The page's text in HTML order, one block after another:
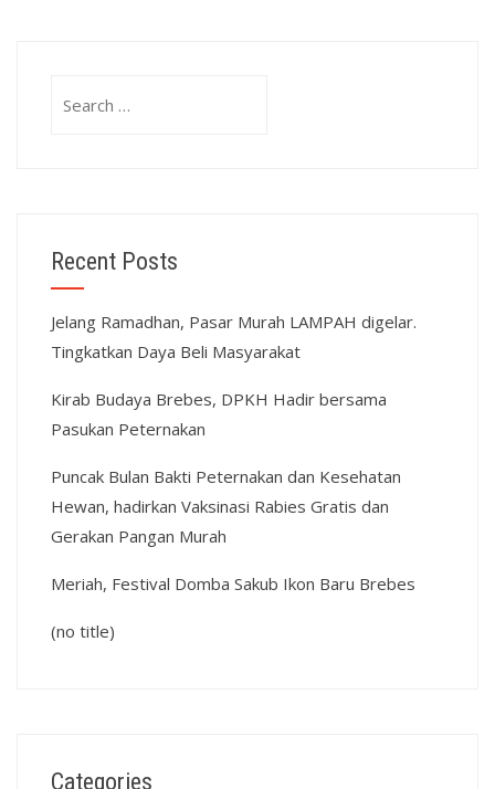
Recent Posts
Jelang Ramadhan, Pasar Murah LAMPAH digelar.
Tingkatkan Daya Beli Masyarakat
Kirab Budaya Brebes, DPKH Hadir bersama
Pasukan Peternakan
Puncak Bulan Bakti Peternakan dan Kesehatan
Hewan, hadirkan Vaksinasi Rabies Gratis dan
Gerakan Pangan Murah
Meriah, Festival Domba Sakub Ikon Baru Brebes
(no title)
Categories